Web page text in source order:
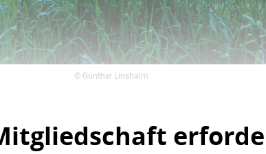
© Günther Linshalm